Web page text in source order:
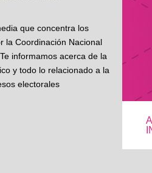
que concentra los
la Coordinación Nacional
informamos acerca de la
y todo lo relacionado a la
electorales